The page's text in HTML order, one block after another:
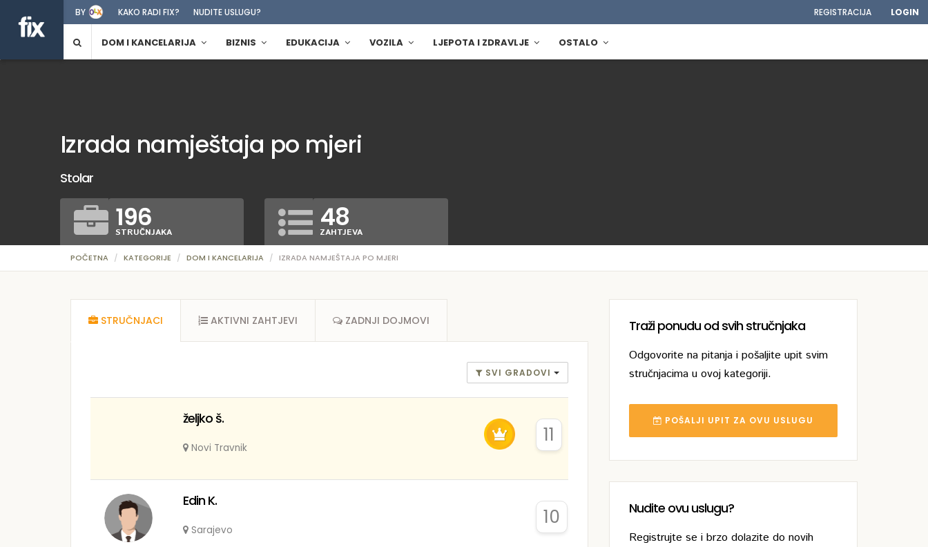
BY KAKO RADI FIX? NUDITE USLUGU? REGISTRACIJA LOGIN
DOM I KANCELARIJA BIZNIS EDUKACIJA VOZILA LJEPOTA I ZDRAVLJE OSTALO
POČETNA KATEGORIJE DOM I KANCELARIJA IZRADA NAMJEŠTAJA PO MJERI
Izrada namještaja po mjeri
Stolar
196
STRUČNJAKA 48
ZAHTJEVA
Traži ponudu od svih stručnjaka
Odgovorite na pitanja i pošaljite upit svim
stručnjacima u ovoj kategoriji.
POŠALJI UPIT ZA OVU USLUGU
Nudite ovu uslugu?
Registrujte se i brzo dolazite do novih
STRUČNJACI AKTIVNI ZAHTJEVI ZADNJI DOJMOVI
SVI GRADOVI
željko š.
Novi Travnik
11
Edin K.
Sarajevo
10